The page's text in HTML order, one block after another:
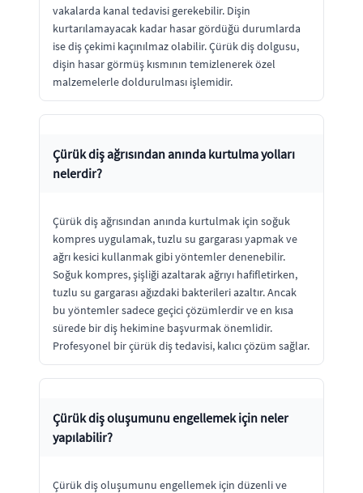
vakalarda kanal tedavisi gerekebilir. Dişin
kurtarılamayacak kadar hasar gördüğü durumlarda
ise diş çekimi kaçınılmaz olabilir. Çürük diş dolgusu,
dişin hasar görmüş kısmının temizlenerek özel
malzemelerle doldurulması işlemidir.
Çürük diş ağrısından anında kurtulma yolları
nelerdir?
Çürük diş ağrısından anında kurtulmak için soğuk
kompres uygulamak, tuzlu su gargarası yapmak ve
ağrı kesici kullanmak gibi yöntemler denenebilir.
Soğuk kompres, şişliği azaltarak ağrıyı hafifletirken,
tuzlu su gargarası ağızdaki bakterileri azaltır. Ancak
bu yöntemler sadece geçici çözümlerdir ve en kısa
sürede bir diş hekimine başvurmak önemlidir.
Profesyonel bir çürük diş tedavisi, kalıcı çözüm sağlar.
Çürük diş oluşumunu engellemek için neler
yapılabilir?
Çürük diş oluşumunu engellemek için düzenli ve